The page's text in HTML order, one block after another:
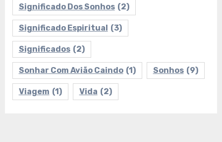
Significado Dos Sonhos (2)
Significado Espiritual (3)
Significados (2)
Sonhar Com Avião Caindo (1) Sonhos (9)
Viagem (1) Vida (2)